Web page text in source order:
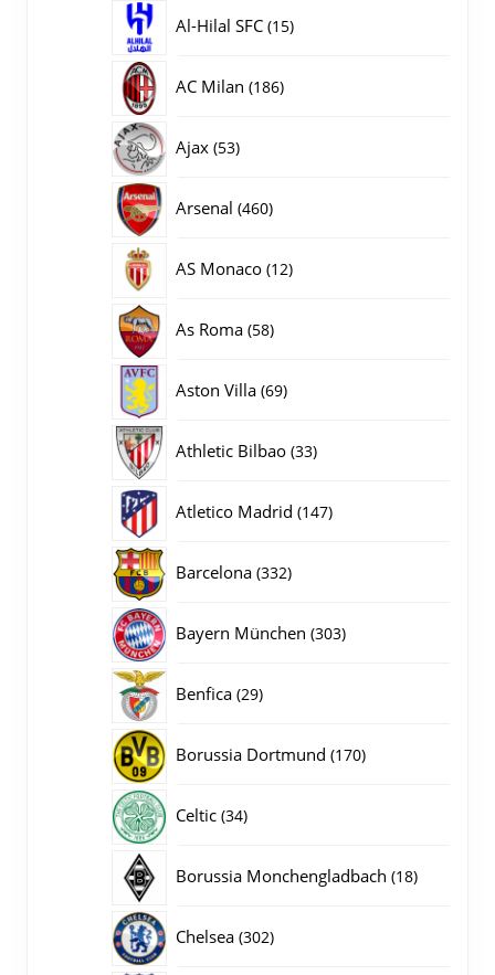
Al-Hilal SFC 1515
AC Milan 186186
Ajax 5353
Arsenal 460460
AS Monaco 1212
As Roma 5858
Aston Villa 6969
Athletic Bilbao 3333
Atletico Madrid 147147
Barcelona 332332
Bayern München 303303
Benfica 2929
Borussia Dortmund 170170
Celtic 3434
Borussia Monchengladbach 1818
Chelsea 302302